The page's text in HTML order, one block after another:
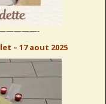
– 17 aout 2025